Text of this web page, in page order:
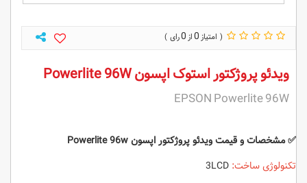
0
0
ویدئو پروژکتور استوک اپسون Powerlite 96W
EPSON Powerlite 96W
✅ مشخصات و قیمت ویدئو پروژکتور اپسون Powerlite 96w
تکنولوژی ساخت: